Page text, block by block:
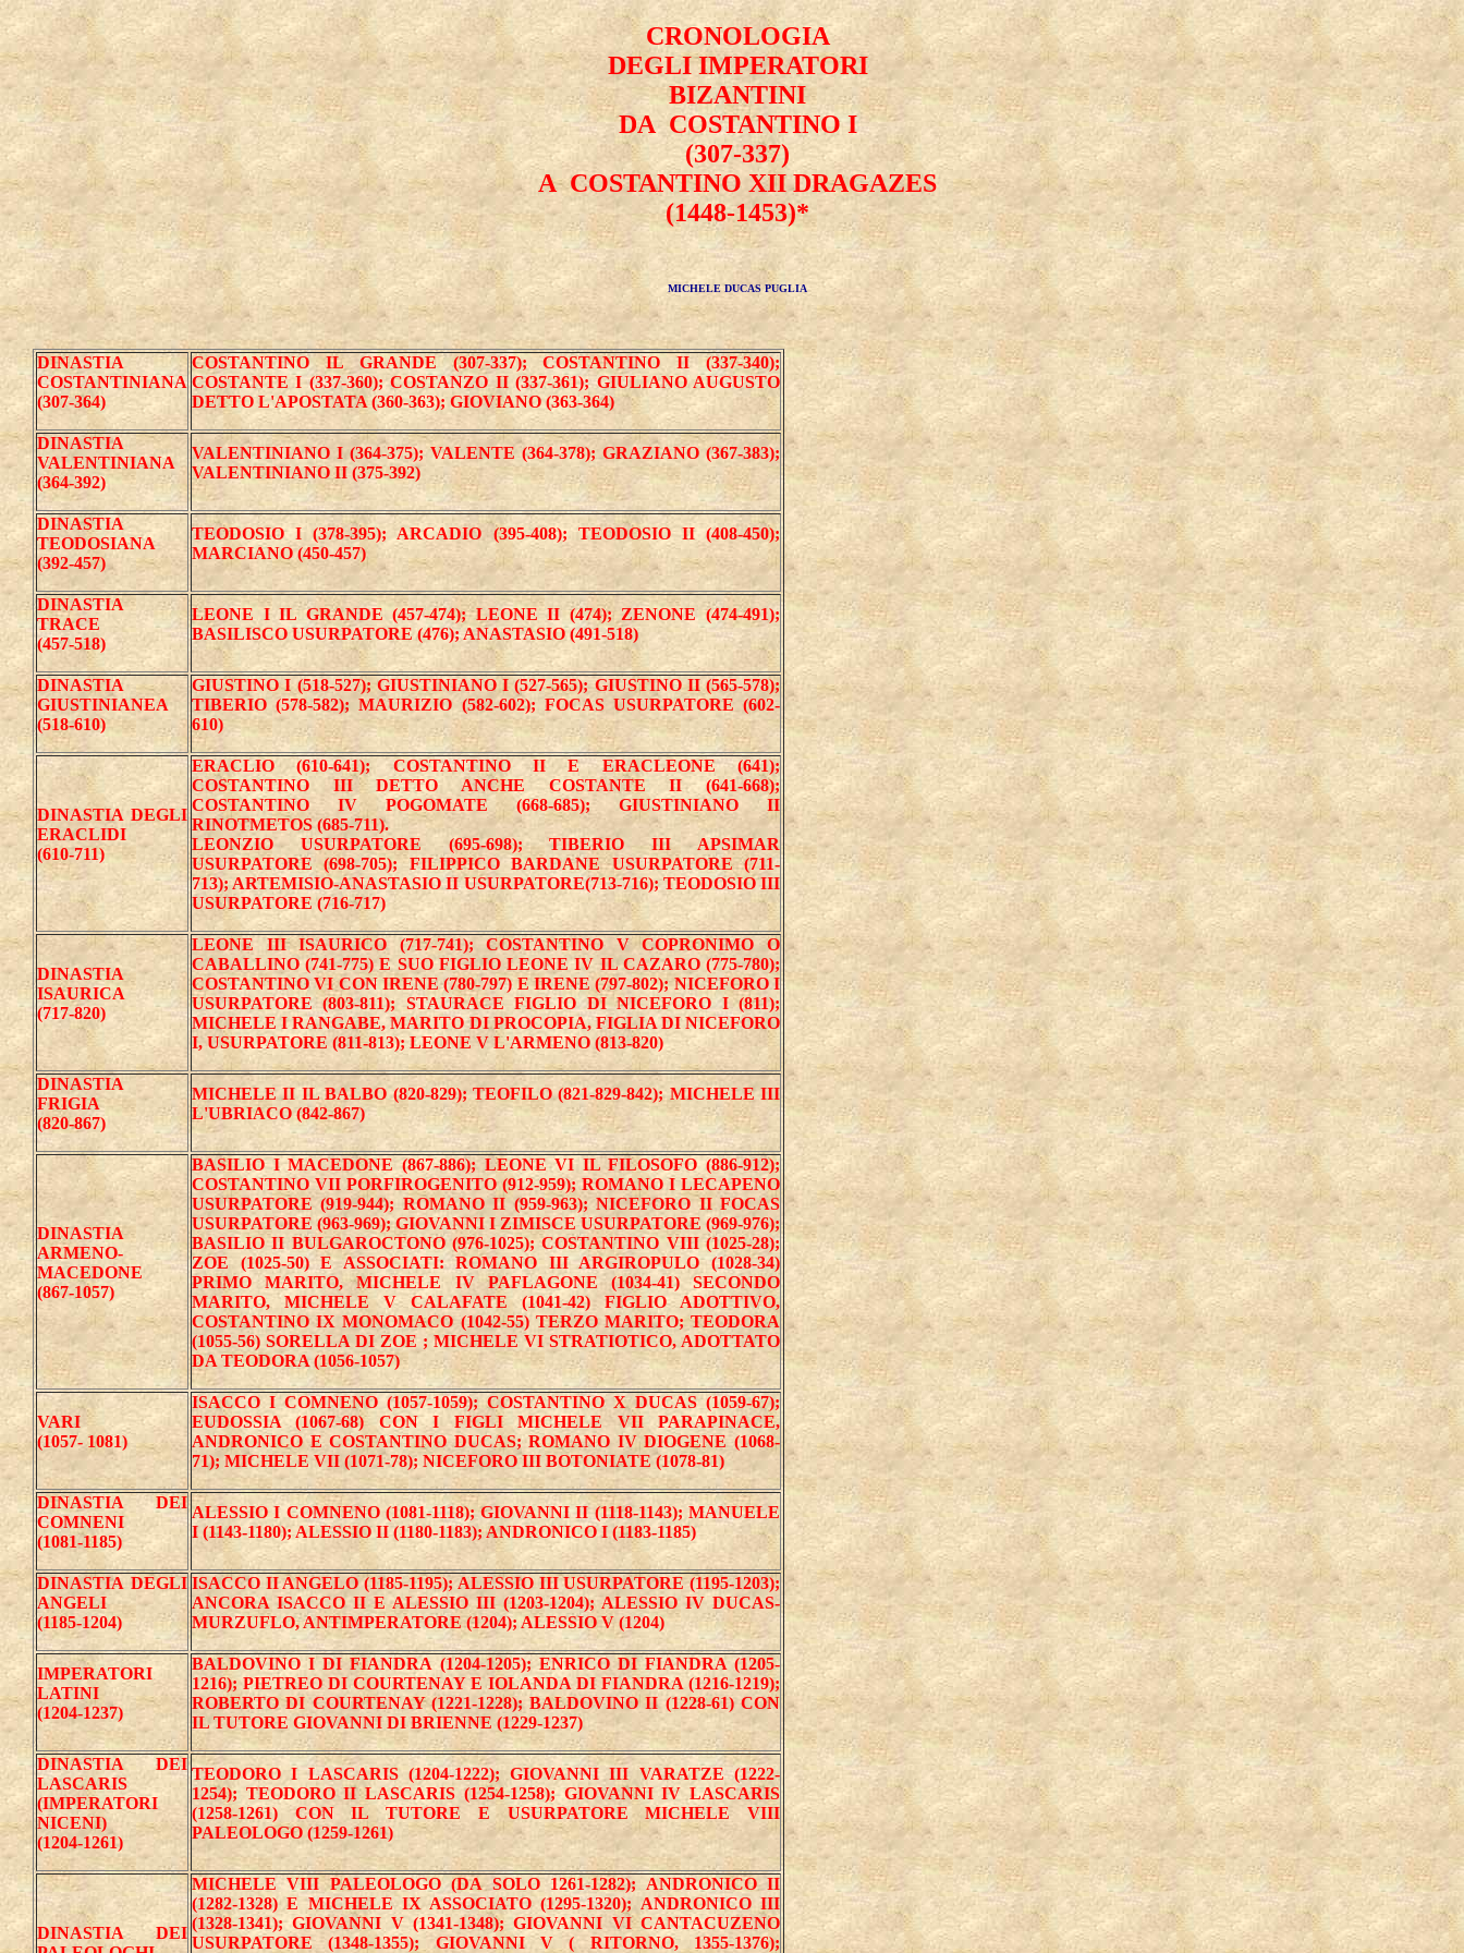
CRONOLOGIA
DEGLI IMPERATORI
BIZANTINI
DA COSTANTINO I
(307-337)
A COSTANTINO XII DRAGAZES
(1448-1453)*
MICHELE DUCAS PUGLIA
DINASTIA
COSTANTINIANA
(307-364)
COSTANTINO IL GRANDE (307-337); COSTANTINO II (337-340);
COSTANTE I (337-360); COSTANZO II (337-361); GIULIANO AUGUSTO
DETTO L'APOSTATA (360-363); GIOVIANO (363-364)
DINASTIA
VALENTINIANA
(364-392)
VALENTINIANO I (364-375); VALENTE (364-378); GRAZIANO (367-383);
VALENTINIANO II (375-392)
DINASTIA
TEODOSIANA
(392-457)
TEODOSIO I (378-395); ARCADIO (395-408); TEODOSIO II (408-450);
MARCIANO (450-457)
DINASTIA
TRACE
(457-518)
LEONE I IL GRANDE (457-474); LEONE II (474); ZENONE (474-491);
BASILISCO USURPATORE (476); ANASTASIO (491-518)
DINASTIA
GIUSTINIANEA
(518-610)
GIUSTINO I (518-527); GIUSTINIANO I (527-565); GIUSTINO II (565-578);
TIBERIO (578-582); MAURIZIO (582-602); FOCAS USURPATORE (602-
610)
DINASTIA DEGLI
ERACLIDI
(610-711)
ERACLIO (610-641); COSTANTINO II E ERACLEONE (641);
COSTANTINO III DETTO ANCHE COSTANTE II (641-668);
COSTANTINO IV POGOMATE (668-685); GIUSTINIANO II
RINOTMETOS (685-711).
LEONZIO USURPATORE (695-698); TIBERIO III APSIMAR
USURPATORE (698-705); FILIPPICO BARDANE USURPATORE (711-
713); ARTEMISIO-ANASTASIO II USURPATORE(713-716); TEODOSIO III
USURPATORE (716-717)
DINASTIA
ISAURICA
(717-820)
LEONE III ISAURICO (717-741); COSTANTINO V COPRONIMO O
CABALLINO (741-775) E SUO FIGLIO LEONE IV IL CAZARO (775-780);
COSTANTINO VI CON IRENE (780-797) E IRENE (797-802); NICEFORO I
USURPATORE (803-811); STAURACE FIGLIO DI NICEFORO I (811);
MICHELE I RANGABE, MARITO DI PROCOPIA, FIGLIA DI NICEFORO
I, USURPATORE (811-813); LEONE V L'ARMENO (813-820)
DINASTIA
FRIGIA
(820-867)
MICHELE II IL BALBO (820-829); TEOFILO (821-829-842); MICHELE III
L'UBRIACO (842-867)
DINASTIA
ARMENO-
MACEDONE
(867-1057)
BASILIO I MACEDONE (867-886); LEONE VI IL FILOSOFO (886-912);
COSTANTINO VII PORFIROGENITO (912-959); ROMANO I LECAPENO
USURPATORE (919-944); ROMANO II (959-963); NICEFORO II FOCAS
USURPATORE (963-969); GIOVANNI I ZIMISCE USURPATORE (969-976);
BASILIO II BULGAROCTONO (976-1025); COSTANTINO VIII (1025-28);
ZOE (1025-50) E ASSOCIATI: ROMANO III ARGIROPULO (1028-34)
PRIMO MARITO, MICHELE IV PAFLAGONE (1034-41) SECONDO
MARITO, MICHELE V CALAFATE (1041-42) FIGLIO ADOTTIVO,
COSTANTINO IX MONOMACO (1042-55) TERZO MARITO; TEODORA
(1055-56) SORELLA DI ZOE ; MICHELE VI STRATIOTICO, ADOTTATO
DA TEODORA (1056-1057)
VARI
(1057- 1081)
ISACCO I COMNENO (1057-1059); COSTANTINO X DUCAS (1059-67);
EUDOSSIA (1067-68) CON I FIGLI MICHELE VII PARAPINACE,
ANDRONICO E COSTANTINO DUCAS; ROMANO IV DIOGENE (1068-
71); MICHELE VII (1071-78); NICEFORO III BOTONIATE (1078-81)
DINASTIA DEI
COMNENI
(1081-1185)
ALESSIO I COMNENO (1081-1118); GIOVANNI II (1118-1143); MANUELE
I (1143-1180); ALESSIO II (1180-1183); ANDRONICO I (1183-1185)
DINASTIA DEGLI
ANGELI
(1185-1204)
ISACCO II ANGELO (1185-1195); ALESSIO III USURPATORE (1195-1203);
ANCORA ISACCO II E ALESSIO III (1203-1204); ALESSIO IV DUCAS-
MURZUFLO, ANTIMPERATORE (1204); ALESSIO V (1204)
IMPERATORI
LATINI
(1204-1237)
BALDOVINO I DI FIANDRA (1204-1205); ENRICO DI FIANDRA (1205-
1216); PIETREO DI COURTENAY E IOLANDA DI FIANDRA (1216-1219);
ROBERTO DI COURTENAY (1221-1228); BALDOVINO II (1228-61) CON
IL TUTORE GIOVANNI DI BRIENNE (1229-1237)
DINASTIA DEI
LASCARIS
(IMPERATORI
NICENI)
(1204-1261)
TEODORO I LASCARIS (1204-1222); GIOVANNI III VARATZE (1222-
1254); TEODORO II LASCARIS (1254-1258); GIOVANNI IV LASCARIS
(1258-1261) CON IL TUTORE E USURPATORE MICHELE VIII
PALEOLOGO (1259-1261)
DINASTIA DEI
MICHELE VIII PALEOLOGO (DA SOLO 1261-1282); ANDRONICO II
(1282-1328) E MICHELE IX ASSOCIATO (1295-1320); ANDRONICO III
(1328-1341); GIOVANNI V (1341-1348); GIOVANNI VI CANTACUZENO
USURPATORE (1348-1355); GIOVANNI V ( RITORNO, 1355-1376);